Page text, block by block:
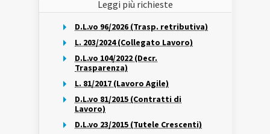
Leggi più richieste
D.L.vo 96/2026 (Trasp. retributiva)
L. 203/2024 (Collegato Lavoro)
D.L.vo 104/2022 (Decr.
Trasparenza)
L. 81/2017 (Lavoro Agile)
D.L.vo 81/2015 (Contratti di
Lavoro)
D.L.vo 23/2015 (Tutele Crescenti)